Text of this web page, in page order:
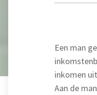
Een man
inkomen
Aan de